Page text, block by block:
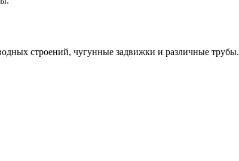
строений, чугунные задвижки и различные трубы.